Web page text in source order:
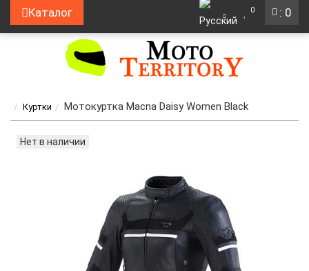
: 0
Каталог 0
Куртки Мотокуртка Macna Daisy Women Black
Нет в наличии